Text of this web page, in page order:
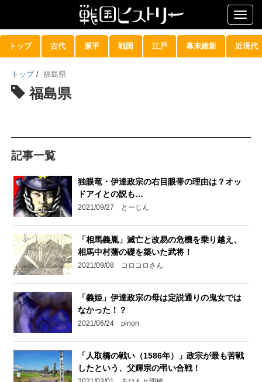
トップ 古代 源平 戦国 江戸 幕末維新 近現代
トップ / 福島県
福島県
記事一覧
独眼竜・伊達政宗の右目眼帯の理由は？オッ
ドアイとの説も…
2021/09/27 とーじん
「相馬義胤」滅亡と改易の危機を乗り越え、
相馬中村藩の礎を築いた武将！
2021/09/08 コロコロさん
「義姫」伊達政宗の母は定説通りの鬼女では
なかった！？
2021/06/24 pinon
「人取橋の戦い（1586年）」政宗が最も苦戦
したという、父輝宗の弔い合戦！